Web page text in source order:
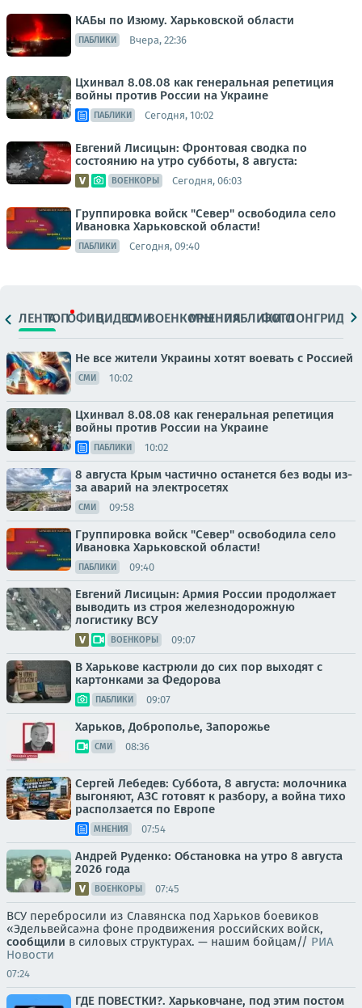
КАБы по Изюму. Харьковской области
ПАБЛИКИ Вчера, 22:36
Цхинвал 8.08.08 как генеральная репетиция
войны против России на Украине
ПАБЛИКИ Сегодня, 10:02
Евгений Лисицын: Фронтовая сводка по
состоянию на утро субботы, 8 августа:
ВОЕНКОРЫ Сегодня, 06:03
Группировка войск "Север" освободила село
Ивановка Харьковской области!
ПАБЛИКИ Сегодня, 09:40
ЛЕНТАТОПОФИЦ.ВИДЕОСМИВОЕНКОРЫМНЕНИЯПАБЛИКИ
ФОТОЛОНГРИДЫ
Не все жители Украины хотят воевать с Россией
СМИ 10:02
Цхинвал 8.08.08 как генеральная репетиция
войны против России на Украине
ПАБЛИКИ 10:02
8 августа Крым частично останется без воды из-
за аварий на электросетях
СМИ 09:58
Группировка войск "Север" освободила село
Ивановка Харьковской области!
ПАБЛИКИ 09:40
Евгений Лисицын: Армия России продолжает
выводить из строя железнодорожную
логистику ВСУ
ВОЕНКОРЫ 09:07
В Харькове кастрюли до сих пор выходят с
картонками за Федорова
ПАБЛИКИ 09:07
Харьков, Доброполье, Запорожье
СМИ 08:36
Сергей Лебедев: Суббота, 8 августа: молочника
выгоняют, АЗС готовят к разбору, а война тихо
расползается по Европе
МНЕНИЯ 07:54
Андрей Руденко: Обстановка на утро 8 августа
2026 года
ВОЕНКОРЫ 07:45
ВСУ перебросили из Славянска под Харьков боевиков
«Эдельвейса»на фоне продвижения российских войск,
сообщили в силовых структурах. — нашим бойцам// РИА
Новости
07:24
ГДЕ ПОВЕСТКИ?. Харьковчане, под этим постом